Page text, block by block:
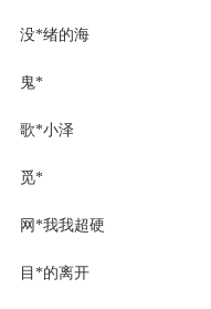
没*绪的海
鬼*
歌*小泽
觅*
网*我我超硬
目*的离开